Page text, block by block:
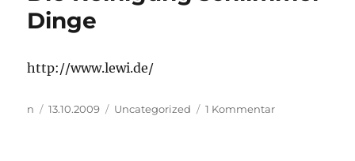
Dinge
http://www.lewi.de/
Autor
n
Veröffentlicht
13.10.2009 Kategorien
Uncategorized 1 Kommentarzu